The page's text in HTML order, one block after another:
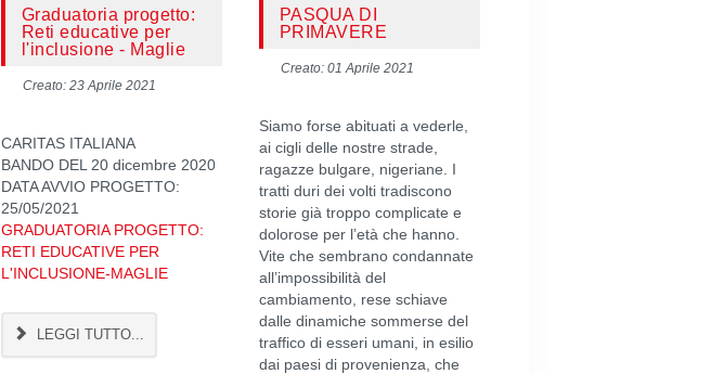
Graduatoria progetto:
Reti educative per
l'inclusione - Maglie
Creato: 23 Aprile 2021
CARITAS ITALIANA
BANDO DEL 20 dicembre 2020
DATA AVVIO PROGETTO:
25/05/2021
GRADUATORIA PROGETTO:
RETI EDUCATIVE PER
L'INCLUSIONE-MAGLIE
LEGGI TUTTO...
PASQUA DI
PRIMAVERE
Creato: 01 Aprile 2021
Siamo forse abituati a vederle,
ai cigli delle nostre strade,
ragazze bulgare, nigeriane. I
tratti duri dei volti tradiscono
storie già troppo complicate e
dolorose per l’età che hanno.
Vite che sembrano condannate
all’impossibilità del
cambiamento, rese schiave
dalle dinamiche sommerse del
traffico di esseri umani, in esilio
dai paesi di provenienza, che